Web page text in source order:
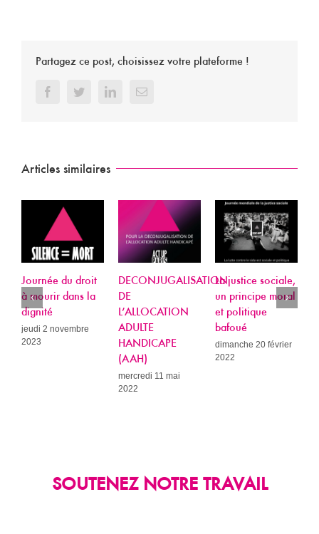
Partagez ce post, choisissez votre plateforme !
FacebookTwitterLinkedInEmail
Articles similaires
du droit
mourir dans la
2 novembre
DECONJUGALISATION
DE
L’ALLOCATION
ADULTE
HANDICAPE
(AAH)
mercredi 11 mai
La justice sociale,
un principe moral
et politique
bafoué
dimanche 20 février
CROI
SOUTENEZ NOTRE TRAVAIL